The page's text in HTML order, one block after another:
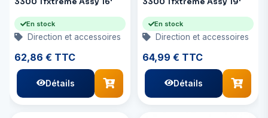
En stock
Direction et accessoires
62,86 € TTC
Détails
En stock
Direction et accessoires
64,99 € TTC
Détails